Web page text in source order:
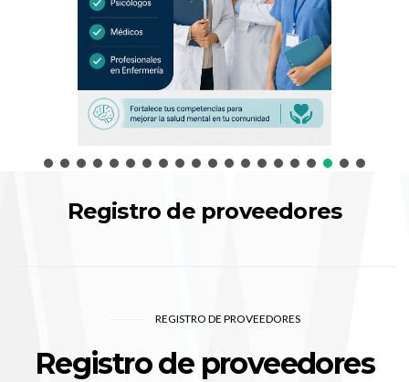
Registro de proveedores
REGISTRO DE PROVEEDORES
Registro de proveedores